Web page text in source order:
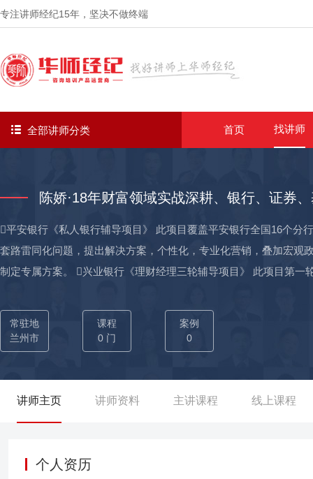
专注讲师经纪15年 ，坚决不做终端
全部讲师分类 首页 找讲师
陈娇·18年财富领域实战深耕、银行、证券
平安银行《私人银行辅导项目》 此项目覆盖平安银行全国16个分
套路雷同化问题，提出解决方案，个性化，专业化营销，叠加宏观
制定专属方案。 兴业银行《理财经理三轮辅导项目》 此项目第
法。实现“自我认知-理解客户-落地成交”的闭环提升。 农业银行
括高客陪访、特定客户约访，客户经理实练营销逻辑，加强训练
终促成。辅导期间业务量大幅增长。 某中信银行《训战结合》，中信银行理财经理培训以“训战结合”为核心，课程涵盖金融产品
学，搭配岗位资格认证考核，助力理财经理精准挖掘客户需求、
银行《中邮保险收官项目》 通过对蓄客客户盘点与营销思路指导
常驻地
兰州市
课程
0 门
案例
0
讲师主页 讲师资料 主讲课程 线上课程
个人资历